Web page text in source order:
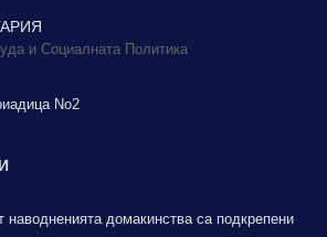
и Социалната Политика
No2
наводненията домакинства са подкрепени